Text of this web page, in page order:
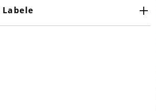
Labele